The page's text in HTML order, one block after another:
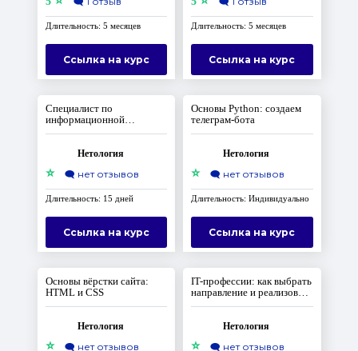
Длительность: 5 месяцев
Ссылка на курс
Длительность: 5 месяцев
Ссылка на курс
Специалист по
информационной
безопасности: старт
Нетология
⭐ 🗨️ нет отзывов
Длительность: 15 дней
Ссылка на курс
Основы Python: создаем
телеграм-бота
Нетология
⭐ 🗨️ нет отзывов
Длительность: Индивидуально
Ссылка на курс
Основы вёрстки сайта:
HTML и CSS
Нетология
⭐ 🗨️ нет отзывов
IT-профессии: как выбрать
направление и реализовать
себя
Нетология
⭐ 🗨️ нет отзывов